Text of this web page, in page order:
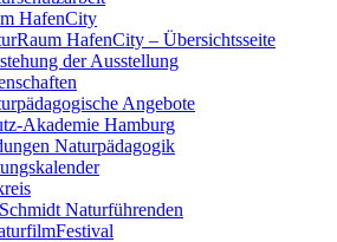
HafenCity
HafenCity – Übersichtsseite
der Ausstellung
Angebote
Akademie Hamburg
Naturpädagogik
Naturführenden